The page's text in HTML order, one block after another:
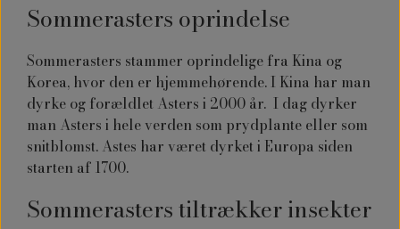
Sommerasters oprindelse
Sommerasters stammer oprindelige fra Kina og
Korea, hvor den er hjemmehørende. I Kina har man
dyrke og forældlet Asters i 2000 år. I dag dyrker
man Asters i hele verden som prydplante eller som
snitblomst. Astes har været dyrket i Europa siden
starten af 1700.
Sommerasters tiltrækker insekter